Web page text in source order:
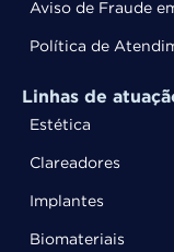
Aviso de Fraude
Política de
Linhas de
Estética
Clareadores
Implantes
Biomateriais